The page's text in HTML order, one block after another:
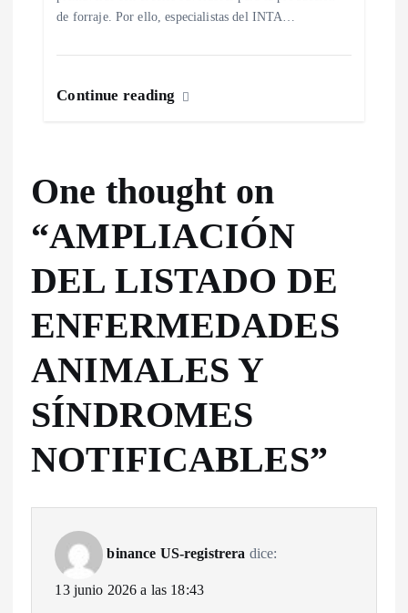
de forraje. Por ello, especialistas del INTA…
Continue reading
One thought on
“AMPLIACIÓN
DEL LISTADO DE
ENFERMEDADES
ANIMALES Y
SÍNDROMES
NOTIFICABLES”
binance US-registrera dice:
13 junio 2026 a las 18:43